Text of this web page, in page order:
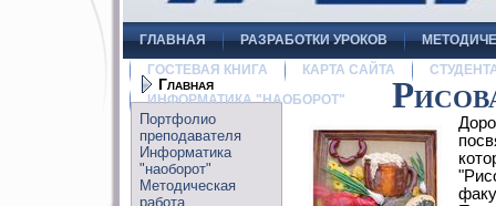
ГЛАВНАЯ РАЗРАБОТКИ УРОКОВ
ГОСТЕВАЯ КНИГА
КАРТА САЙТА
ИНФОРМАТИКА "НАОБОРОТ"
Главная
Портфолио
преподавателя
Информатика
"наоборот"
Методическая
работа